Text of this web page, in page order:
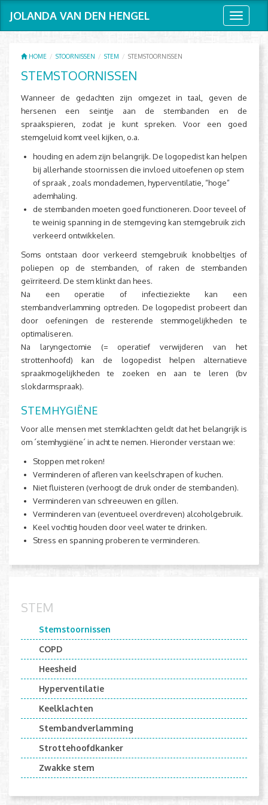
Toggle
JOLANDA VAN DEN HENGEL
HOME STOORNISSEN STEM STEMSTOORNISSEN
STEMSTOORNISSEN
Wanneer de gedachten zijn omgezet in taal, geven de
hersenen een seintje aan de stembanden en de
spraakspieren, zodat je kunt spreken. Voor een goed
stemgeluid komt veel kijken, o.a.
houding en adem zijn belangrijk. De logopedist kan helpen
bij allerhande stoornissen die invloed uitoefenen op stem
of spraak , zoals mondademen, hyperventilatie, “hoge”
ademhaling.
de stembanden moeten goed functioneren. Door teveel of
te weinig spanning in de stemgeving kan stemgebruik zich
verkeerd ontwikkelen.
Soms ontstaan door verkeerd stemgebruik knobbeltjes of
poliepen op de stembanden, of raken de stembanden
geïrriteerd. De stem klinkt dan hees.
Na een operatie of infectieziekte kan een
stembandverlamming optreden. De logopedist probeert dan
door oefeningen de resterende stemmogelijkheden te
optimaliseren.
Na laryngectomie (= operatief verwijderen van het
strottenhoofd) kan de logopedist helpen alternatieve
spraakmogelijkheden te zoeken en aan te leren (bv
slokdarmspraak).
STEMHYGIËNE
Voor alle mensen met stemklachten geldt dat het belangrijk is
om ´stemhygiëne´ in acht te nemen. Hieronder verstaan we:
Stoppen met roken!
Verminderen of afleren van keelschrapen of kuchen.
Niet fluisteren (verhoogt de druk onder de stembanden).
Verminderen van schreeuwen en gillen.
Verminderen van (eventueel overdreven) alcoholgebruik.
Keel vochtig houden door veel water te drinken.
Stress en spanning proberen te verminderen.
STEM
Stemstoornissen
COPD
Heesheid
Hyperventilatie
Keelklachten
Stembandverlamming
Strottehoofdkanker
Zwakke stem